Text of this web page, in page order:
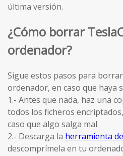
última versión.
¿Cómo borrar
ordenador?
Sigue estos pasos para
ordenador, en caso que haya
1.- Antes que nada, haz una
todos los ficheros
caso que algo salga mal.
2.- Descarga la herramienta
descomprímela en tu